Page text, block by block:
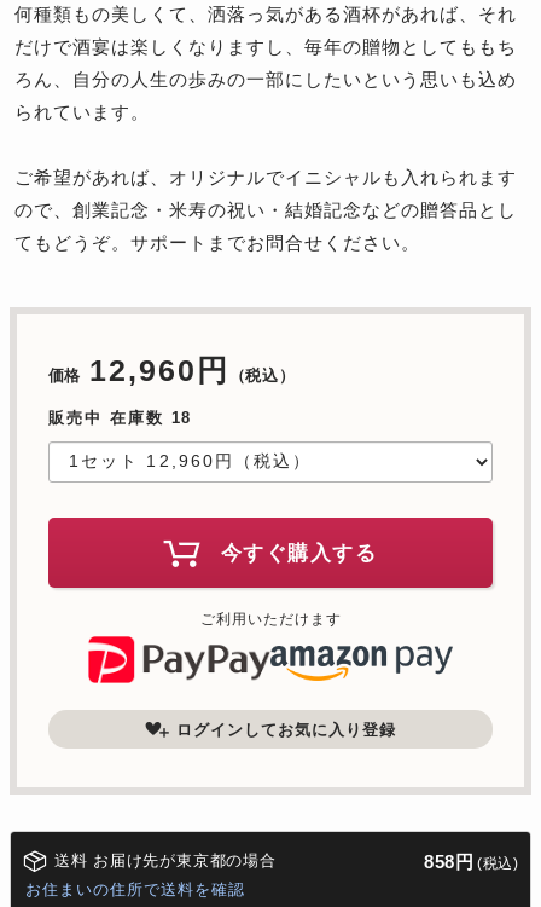
何種類もの美しくて、洒落っ気がある酒杯があれば、それ
だけで酒宴は楽しくなりますし、毎年の贈物としてももち
ろん、自分の人生の歩みの一部にしたいという思いも込め
られています。
ご希望があれば、オリジナルでイニシャルも入れられます
ので、創業記念・米寿の祝い・結婚記念などの贈答品とし
てもどうぞ。サポートまでお問合せください。
価格 12,960円 （税込）
販売中 在庫数 18
今すぐ購入する
ご利用いただけます
ログインしてお気に入り登録
送料 お届け先が東京都の場合 858円 (税込)
お住まいの住所で送料を確認